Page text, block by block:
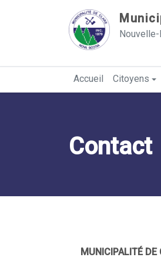
Accueil Citoyens
Contact
MUNICIPALITÉ DE